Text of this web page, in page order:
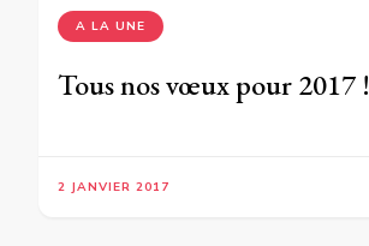
A LA UNE
Tous nos vœux pour 2017 !
2 JANVIER 2017